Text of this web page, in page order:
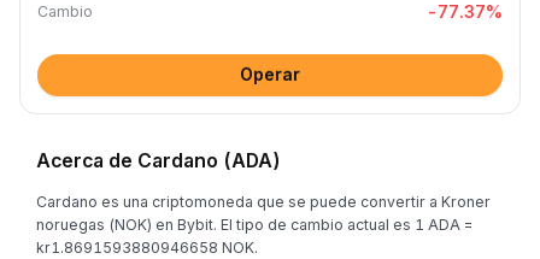
Cambio -77.37%
Operar
Acerca de Cardano (ADA)
Cardano es una criptomoneda que se puede convertir a Kroner
noruegas (NOK) en Bybit. El tipo de cambio actual es 1 ADA =
kr1.8691593880946658 NOK.